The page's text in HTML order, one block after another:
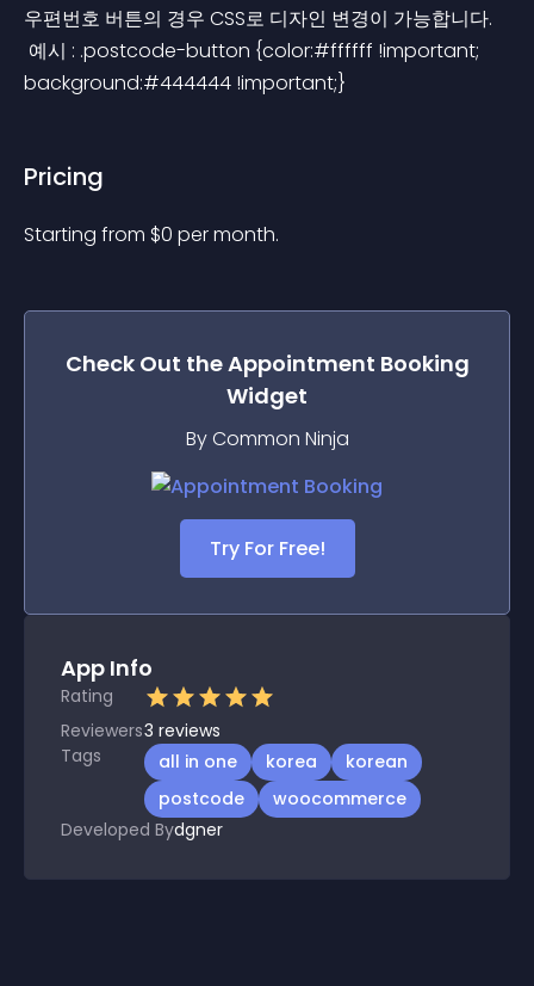
우편번호 버튼의 경우 CSS로 디자인 변경이 가능합니다.
background:#444444 !important;}
Pricing
Starting from $0 per month.
Check Out theAppointment Booking
Widget
By Common Ninja
Try For Free!
App Info
Rating
Reviewers3 reviews
Tags
all in one korea
korean
postcode
woocommerce
Developed Bydgner